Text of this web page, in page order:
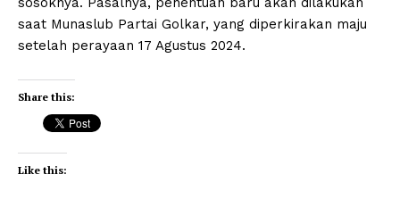
saat Munaslub Partai Golkar, yang diperkirakan maju
setelah perayaan 17 Agustus 2024.
Share this:
Like this: